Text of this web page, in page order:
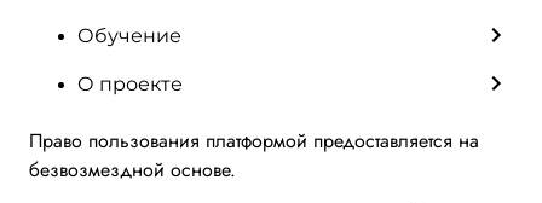
Обучение
О проекте
Право пользования платформой предоставляется на
безвозмездной основе.